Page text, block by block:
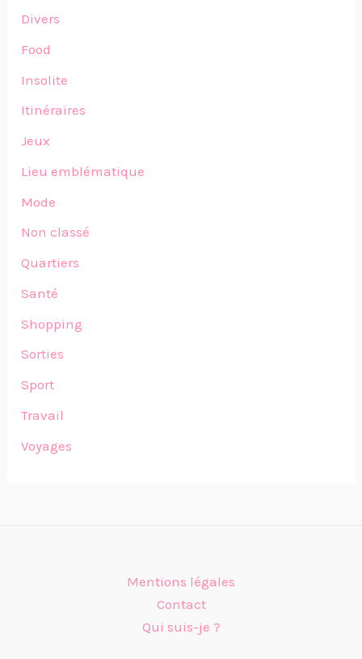
Divers
Food
Insolite
Itinéraires
Jeux
Lieu emblématique
Mode
Non classé
Quartiers
Santé
Shopping
Sorties
Sport
Travail
Voyages
Mentions légales
Contact
Qui suis-je ?